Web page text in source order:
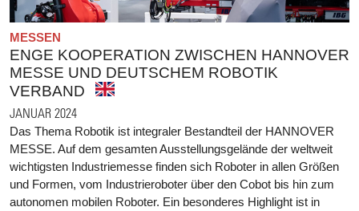
MESSEN
ENGE KOOPERATION ZWISCHEN HANNOVER
MESSE UND DEUTSCHEM ROBOTIK
VERBAND
JANUAR 2024
Das Thema Robotik ist integraler Bestandteil der HANNOVER
MESSE. Auf dem gesamten Ausstellungsgelände der weltweit
wichtigsten Industriemesse finden sich Roboter in allen Größen
und Formen, vom Industrieroboter über den Cobot bis hin zum
autonomen mobilen Roboter. Ein besonderes Highlight ist in